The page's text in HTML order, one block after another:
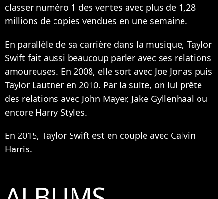
classer numéro 1 des ventes avec plus de 1,28
millions de copies vendues en une semaine.
En parallèle de sa carrière dans la musique, Taylor
Swift fait aussi beaucoup parler avec ses relations
amoureuses. En 2008, elle sort avec Joe Jonas puis
Taylor Lautner en 2010. Par la suite, on lui prête
des relations avec John Mayer, Jake Gyllenhaal ou
encore Harry Styles.
En 2015, Taylor Swift est en couple avec Calvin
Harris.